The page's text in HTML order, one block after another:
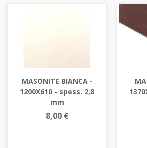
MASONITE BIANCA -
1200X610 - spess. 2,8
mm
8,00 €